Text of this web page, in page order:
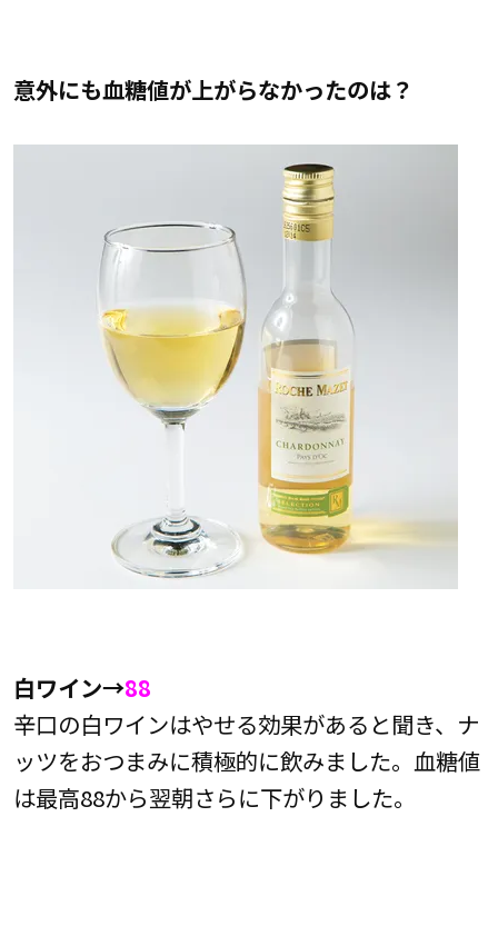
意外にも血糖値が上がらなかったのは？
白ワイン→88
辛口の白ワインはやせる効果があると聞き、ナ
ッツをおつまみに積極的に飲みました。血糖値
は最高88から翌朝さらに下がりました。